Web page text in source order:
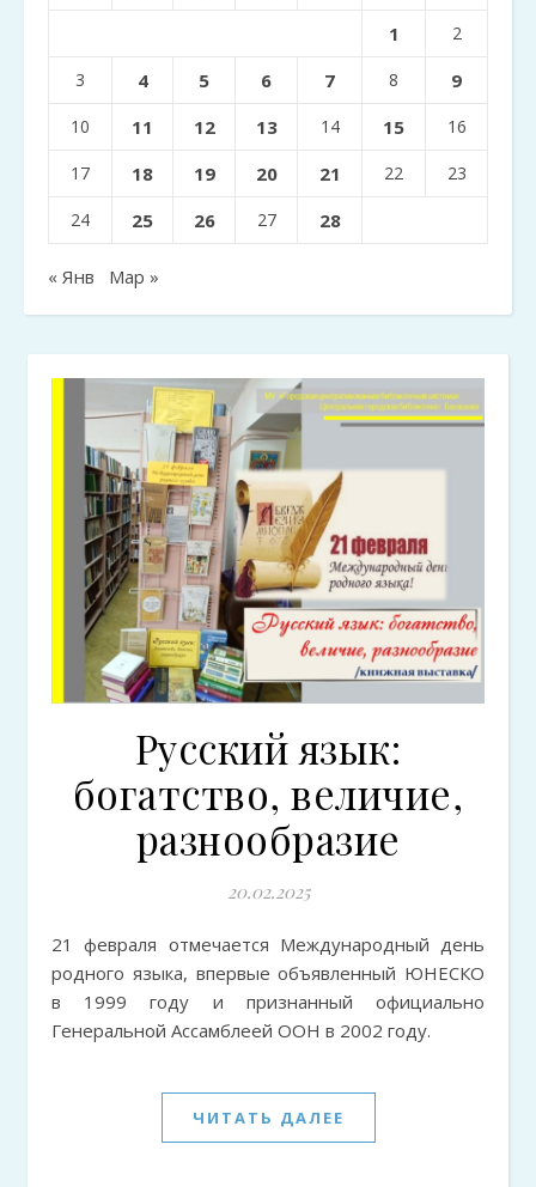
1 2
3 4 5 6 7 8 9
10 11 12 13 14 15 16
17 18 19 20 21 22 23
24 25 26 27 28
« Янв Мар »
Русский язык:
богатство, величие,
разнообразие
20.02.2025
21 февраля отмечается Международный день
родного языка, впервые объявленный ЮНЕСКО
в 1999 году и признанный официально
Генеральной Ассамблеей ООН в 2002 году.
ЧИТАТЬ ДАЛЕЕ